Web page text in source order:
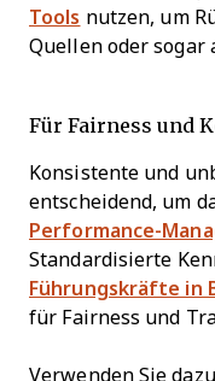
Tools nutzen, um
Quellen oder sogar
Für Fairness und
Konsistente und
entscheidend, um
Performance-
Standardisierte
Führungskräfte in
für Fairness und
Verwenden Sie